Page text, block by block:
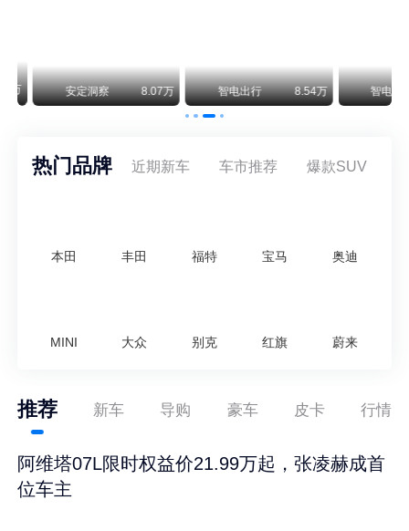
安定洞察 8.07万 智电出行 8.54万 智电出行
热门品牌 近期新车 车市推荐 爆款SUV
本田 丰田 福特 宝马 奥迪
MINI 大众 别克 红旗 蔚来
推荐 新车 导购 豪车 皮卡 行情
阿维塔07L限时权益价21.99万起，张凌赫成首
位车主